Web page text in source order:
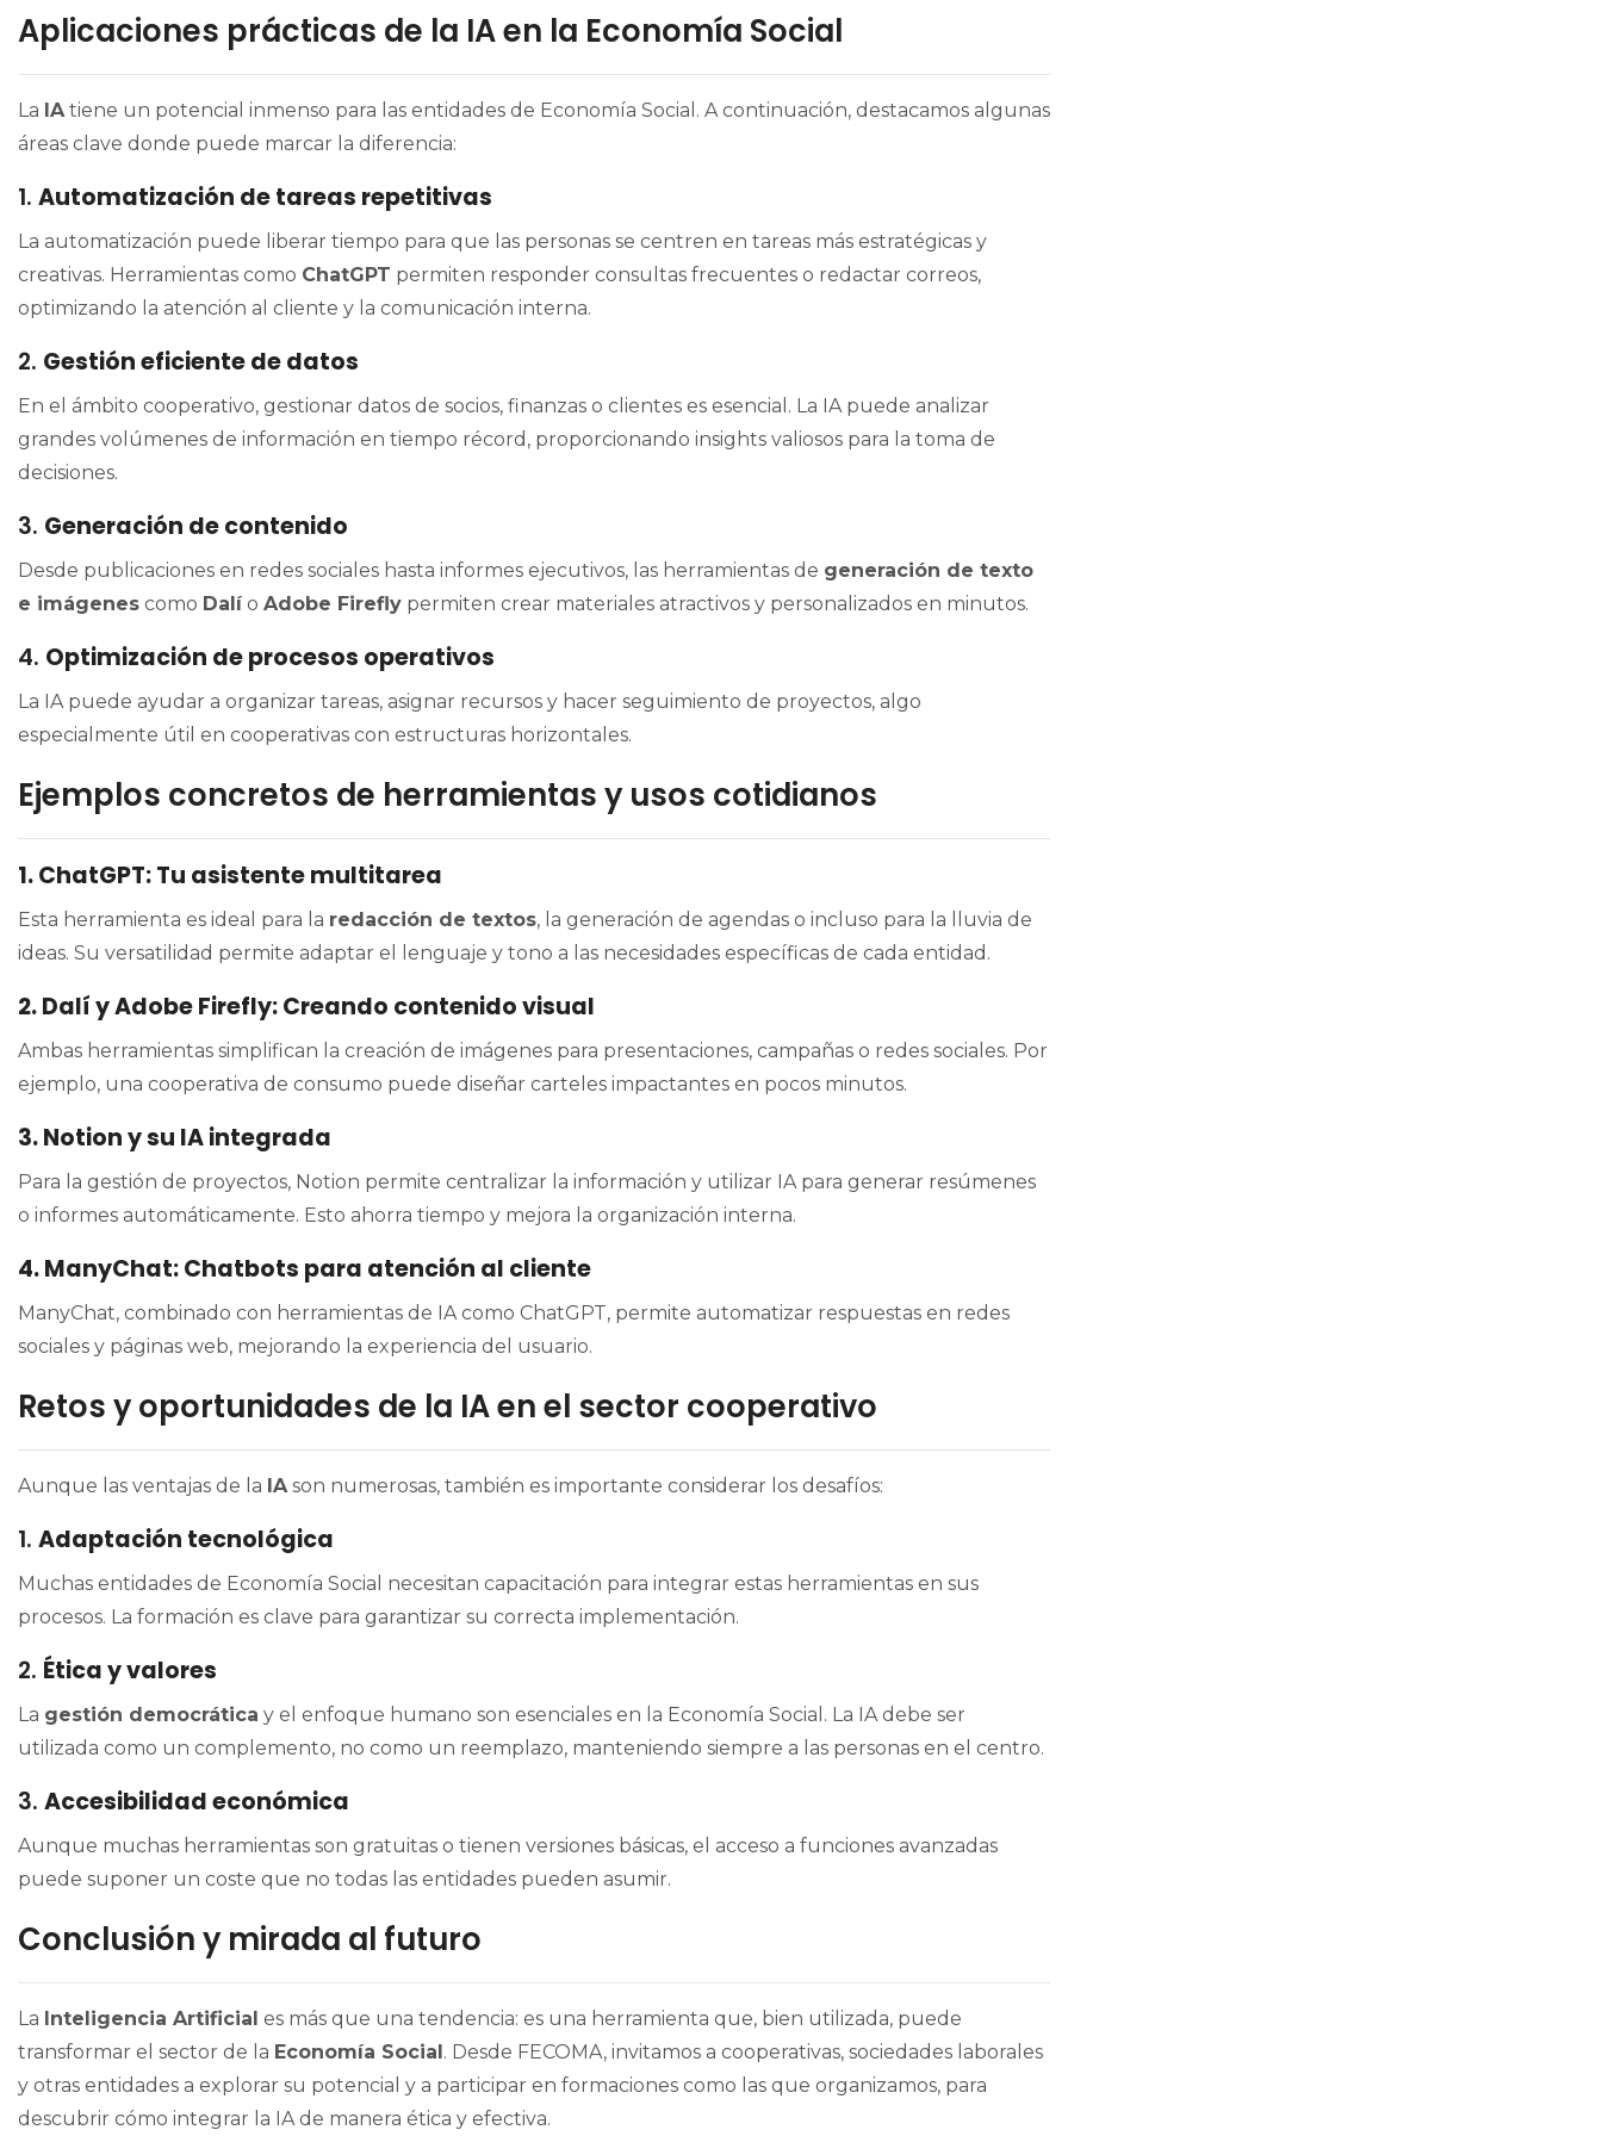
Aplicaciones prácticas de la IA en la Economía Social
La IAtiene un potencial inmenso para las entidades de Economía Social. A continuación, destacamos algunas
áreas clave donde puede marcar la diferencia:
1. Automatización de tareas repetitivas
La automatización puede liberar tiempo para que las personas se centren en tareas más estratégicas y
creativas. Herramientas como ChatGPT permiten responder consultas frecuentes o redactar correos,
optimizando la atención al cliente y la comunicación interna.
2. Gestión eficiente de datos
En el ámbito cooperativo, gestionar datos de socios, finanzas o clientes es esencial. La IA puede analizar
grandes volúmenes de información en tiempo récord, proporcionando insights valiosos para la toma de
decisiones.
3. Generación de contenido
Desde publicaciones en redes sociales hasta informes ejecutivos, las herramientas de generación de texto
e imágenes como Dalío Adobe Firefly permiten crear materiales atractivos y personalizados en minutos.
4. Optimización de procesos operativos
La IA puede ayudar a organizar tareas, asignar recursos y hacer seguimiento de proyectos, algo
especialmente útil en cooperativas con estructuras horizontales.
Ejemplos concretos de herramientas y usos cotidianos
1. ChatGPT: Tu asistente multitarea
Esta herramienta es ideal para la redacción de textos, la generación de agendas o incluso para la lluvia de
ideas. Su versatilidad permite adaptar el lenguaje y tono a las necesidades específicas de cada entidad.
2. Dalí y Adobe Firefly: Creando contenido visual
Ambas herramientas simplifican la creación de imágenes para presentaciones, campañas o redes sociales. Por
ejemplo, una cooperativa de consumo puede diseñar carteles impactantes en pocos minutos.
3. Notion y su IA integrada
Para la gestión de proyectos, Notion permite centralizar la información y utilizar IA para generar resúmenes
o informes automáticamente. Esto ahorra tiempo y mejora la organización interna.
4. ManyChat: Chatbots para atención al cliente
ManyChat, combinado con herramientas de IA como ChatGPT, permite automatizar respuestas en redes
sociales y páginas web, mejorando la experiencia del usuario.
Retos y oportunidades de la IA en el sector cooperativo
Aunque las ventajas de la IAson numerosas, también es importante considerar los desafíos:
1. Adaptación tecnológica
Muchas entidades de Economía Social necesitan capacitación para integrar estas herramientas en sus
procesos. La formación es clave para garantizar su correcta implementación.
2. Ética y valores
La gestión democrática y el enfoque humano son esenciales en la Economía Social. La IA debe ser
utilizada como un complemento, no como un reemplazo, manteniendo siempre a las personas en el centro.
3. Accesibilidad económica
Aunque muchas herramientas son gratuitas o tienen versiones básicas, el acceso a funciones avanzadas
puede suponer un coste que no todas las entidades pueden asumir.
Conclusión y mirada al futuro
La Inteligencia Artificial es más que una tendencia: es una herramienta que, bien utilizada, puede
transformar el sector de la Economía Social. Desde FECOMA, invitamos a cooperativas, sociedades laborales
y otras entidades a explorar su potencial y a participar en formaciones como las que organizamos, para
descubrir cómo integrar la IA de manera ética y efectiva.